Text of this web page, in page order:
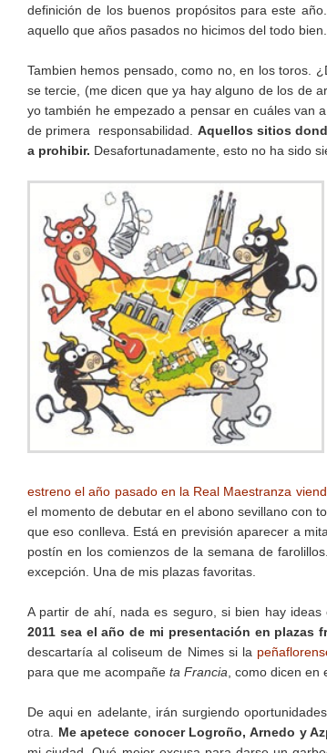
definición de los buenos propósitos para este
aquello que años pasados no hicimos del todo bien.
Tambien hemos pensado, como no, en los toros.
se tercie, (me dicen que ya hay alguno de los de
yo también he empezado a pensar en cuáles van
de primera responsabilidad. Aquellos sitios
a prohibir. Desafortunadamente, esto no ha sido
estreno el año pasado en la Real Maestranza
el momento de debutar en el abono sevillano con
que eso conlleva. Está en previsión aparecer a
postín en los comienzos de la semana de
excepción. Una de mis plazas favoritas.
A partir de ahí, nada es seguro, si bien hay
2011 sea el año de mi presentación en plazas
descartaría al coliseum de Nimes si la
para que me acompañe ta Francia , como dicen en
De aqui en adelante, irán surgiendo
otra. Me apetece conocer Logroño, Arnedo y